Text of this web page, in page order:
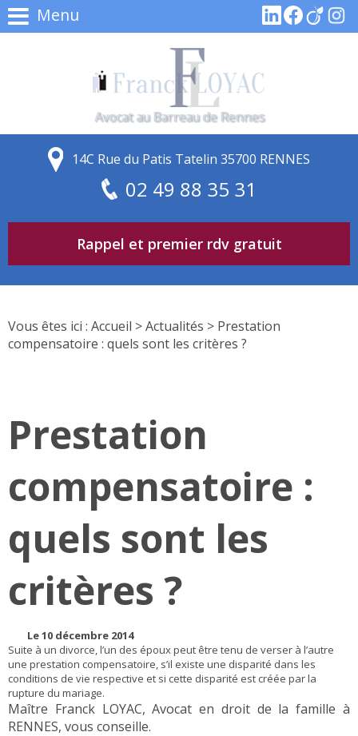
Menu
Avocat au Barreau de Rennes
14C Rue du Patis Tatelin 35700 RENNES
02 49 88 35 31
Rappel et premier rdv gratuit
Vous êtes ici : Accueil >Actualités > Prestation
compensatoire : quels sont les critères ?
Prestation
compensatoire :
quels sont les
critères ?
Le 10 décembre 2014
Suite à un divorce, l’un des époux peut être tenu de verser à l’autre
une prestation compensatoire, s’il existe une disparité dans les
conditions de vie respective et si cette disparité est créée par la
rupture du mariage.
Maître Franck LOYAC, Avocat en droit de la famille à
RENNES, vous conseille.